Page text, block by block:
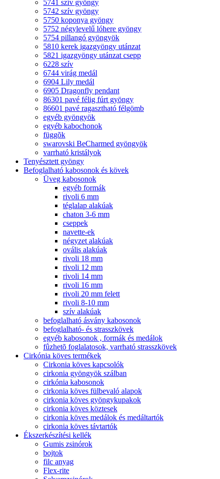
5741 szív gyöngy
5742 szív gyöngy
5750 koponya gyöngy
5752 négylevelű lóhere gyöngy
5754 pillangó gyöngyök
5810 kerek igazgyöngy utánzat
5821 igazgyöngy utánzat csepp
6228 szív
6744 virág medál
6904 Lily medál
6905 Dragonfly pendant
86301 pavé félig fúrt gyöngy
86601 pavé ragasztható félgömb
egyéb gyöngyök
egyéb kabochonok
függõk
swarovski BeCharmed gyöngyök
varrható kristályok
Tenyésztett gyöngy
Befoglalható kabosonok és kövek
Üveg kabosonok
egyéb formák
rivoli 6 mm
téglalap alakúak
chaton 3-6 mm
cseppek
navette-ek
négyzet alakúak
ovális alakúak
rivoli 18 mm
rivoli 12 mm
rivoli 14 mm
rivoli 16 mm
rivoli 20 mm felett
rivoli 8-10 mm
szív alakúak
befoglalható ásvány kabosonok
befoglalható- és strasszkövek
egyéb kabosonok , formák és medálok
fûzhetõ foglalatosok, varrható strasszkövek
Cirkónia köves termékek
Cirkonia köves kapcsolók
cirkonia gyöngyök szálban
cirkónia kabosonok
cirkonia köves fülbevaló alapok
cirkonia köves gyöngykupakok
cirkonia köves köztesek
cirkonia köves medálok és medáltartók
cirkonia köves távtartók
Ékszerkészítési kellék
Gumis zsinórok
bojtok
filc anyag
Flex-rite